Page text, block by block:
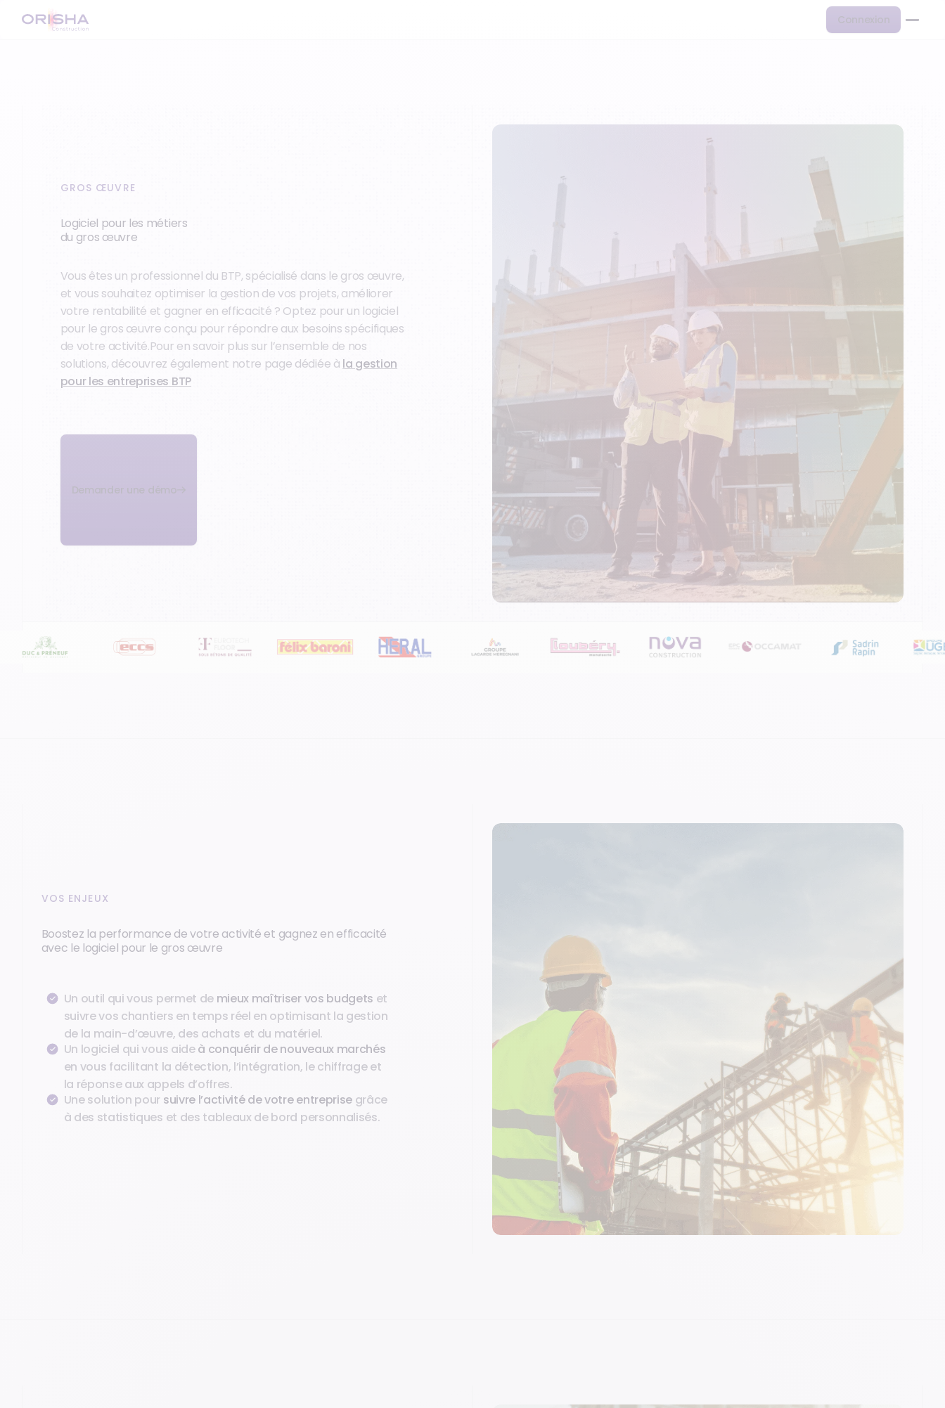
Connexion
GROS ŒUVRE
Logiciel pour les métiers
du gros œuvre
Vous êtes un professionnel du BTP, spécialisé dans le gros œuvre,
et vous souhaitez optimiser la gestion de vos projets, améliorer
votre rentabilité et gagner en efficacité ? Optez pour un logiciel
pour le gros œuvre conçu pour répondre aux besoins spécifiques
de votre activité.Pour en savoir plus sur l’ensemble de nos
solutions, découvrez également notre page dédiée à la gestion
pour les entreprises BTP
Demander une démo
VOS ENJEUX
Boostez la performance de votre activité et gagnez en efficacité
avec le logiciel pour le gros œuvre
Un outil qui vous permet de mieux maîtriser vos budgets et
suivre vos chantiers en temps réel en optimisant la gestion
de la main-d’œuvre, des achats et du matériel.
Un logiciel qui vous aideà conquérir de nouveaux marchés
en vous facilitant la détection, l’intégration, le chiffrage et
la réponse aux appels d’offres.
Une solution pour suivre l’activité de votre entreprise grâce
à des statistiques et des tableaux de bord personnalisés.